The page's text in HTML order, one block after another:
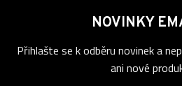
NOVINKY
Přihlašte se k odběru novinek a
ani nové